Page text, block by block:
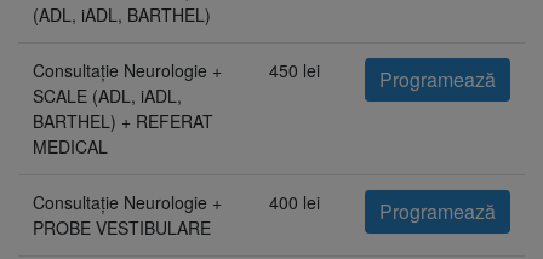
(ADL, iADL, BARTHEL)
Consultație Neurologie +
SCALE (ADL, iADL,
BARTHEL) + REFERAT
MEDICAL
450 lei Programează
Consultație Neurologie +
PROBE VESTIBULARE
400 lei Programează